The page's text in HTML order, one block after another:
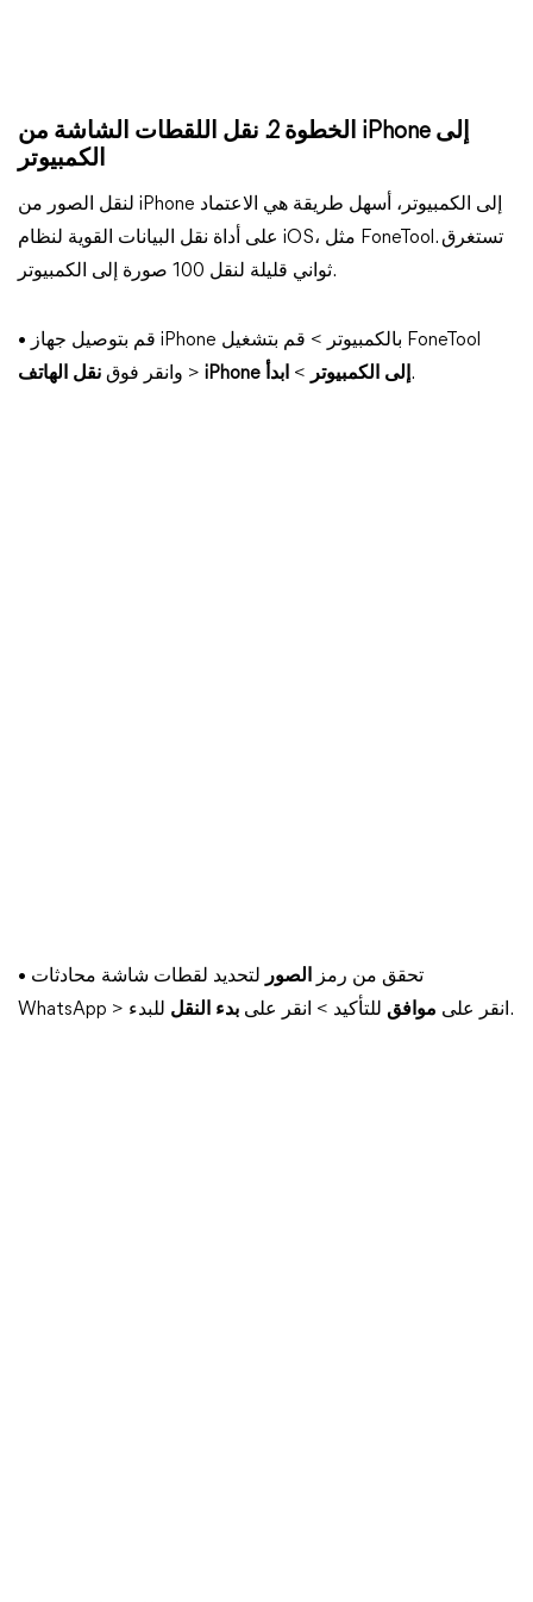
الخطوة 2. نقل اللقطات الشاشة من iPhone إلى
الكمبيوتر
لنقل الصور من iPhone إلى الكمبيوتر، أسهل طريقة هي الاعتماد
على أداة نقل البيانات القوية لنظام iOS، مثل FoneTool. تستغرق
ثواني قليلة لنقل 100 صورة إلى الكمبيوتر.
• قم بتوصيل جهاز iPhone بالكمبيوتر > قم بتشغيل FoneTool
وانقر فوق نقل الهاتف > iPhone إلى الكمبيوتر > ابدأ .
• تحقق من رمز الصور لتحديد لقطات شاشة محادثات
WhatsApp > انقر على موافق للتأكيد > انقر على بدء النقل للبدء.